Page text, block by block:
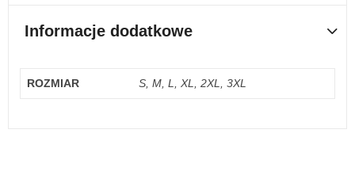
Informacje dodatkowe
ROZMIAR S, M, L, XL, 2XL, 3XL